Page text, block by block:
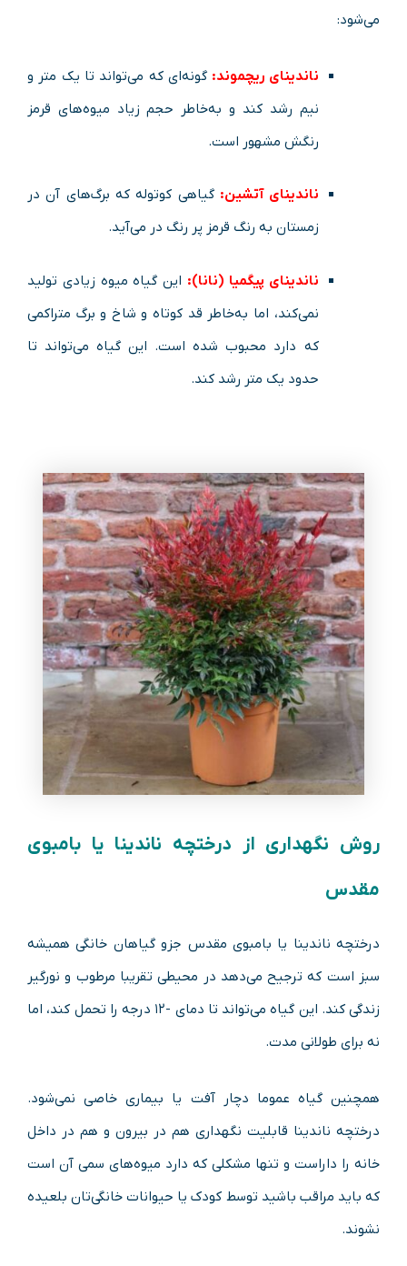
می‌شود:
ناندینای ریچموند: گونه‌ای که می‌تواند تا یک متر و
نیم رشد کند و به‌خاطر حجم زیاد میوه‌های قرمز
رنگش مشهور است.
ناندینای آتشین: گیاهی کوتوله که برگ‌های آن در
زمستان به رنگ قرمز پر رنگ در می‌آید.
ناندینای پیگمیا (نانا): این گیاه میوه زیادی تولید
نمی‌کند، اما به‌خاطر قد کوتاه و شاخ و برگ متراکمی
که دارد محبوب شده است. این گیاه می‌تواند تا
حدود یک متر رشد کند.
روش نگهداری از درختچه ناندینا یا بامبوی
مقدس
درختچه ناندینا یا بامبوی مقدس جزو گیاهان خانگی همیشه
سبز است که ترجیح می‌دهد در محیطی تقریبا مرطوب و نورگیر
زندگی کند. این گیاه می‌تواند تا دمای -۱۲ درجه را تحمل کند، اما
نه برای طولانی مدت.
همچنین گیاه عموما دچار آفت یا بیماری خاصی نمی‌شود.
درختچه ناندینا قابلیت نگهداری هم در بیرون و هم در داخل
خانه را داراست و تنها مشکلی که دارد میوه‌های سمی آن است
که باید مراقب باشید توسط کودک یا حیوانات خانگی‌تان بلعیده
نشوند.